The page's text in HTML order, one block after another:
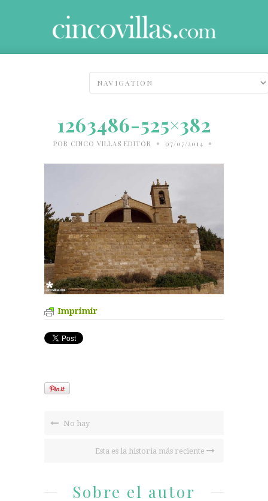
1263486-525×382
POR CINCO VILLAS EDITOR • 07/07/2014 •
Imprimir
No hay
Esta es la historia más reciente
Sobre el autor